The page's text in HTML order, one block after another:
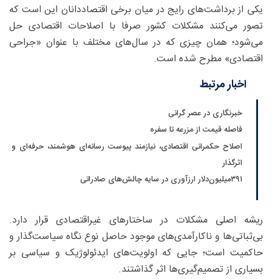
یکی از برداشت‌های رایج در میان برخی اقتصاددانان این است که
تصور می‌کنند مشکلات کشور صرفا با اصلاحات اقتصادی حل
می‌شود؛ همان چیزی که در سال‌های مختلف با عنوان «جراحی
اقتصادی» مطرح شده است.
اخبار مرتبط
خبرنگاری در عصر گرانی
فاصله قیمت از مزرعه تا سفره
اصلاح حکمرانی اقتصادی، نیازمند پیوست رسانه‌ای هوشمند، حرفه‌ای و
اثرگذار
۳۹۱‌میلیون‌دلار ارزآوری در سایه چالش‌های صادراتی
ریشه اصلی مشکلات در ساختارهای غیر‌اقتصادی قرار دارد.
بی‌ثباتی‌ها و ناکارآمدی‌های موجود حاصل نوع نگاه سیاست‌گذار و
حاکمیت است؛ جایی که اولویت‌های ایدئولوژیک و سیاسی بر
بسیاری از تصمیم‌گیری‌ها اثر گذاشتند.